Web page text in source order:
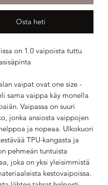
Osta heti
on 1.0 vaipoista tuttu
vaipat ovat one size -
sama vaippa käy monella
Vaipassa on suuri
jonka ansiosta vaippojen
ja nopeaa. Ulkokuori
TPU-kangasta ja
pehmeän tuntuista
joka on yksi yleisimmistä
kestovaipoissa.